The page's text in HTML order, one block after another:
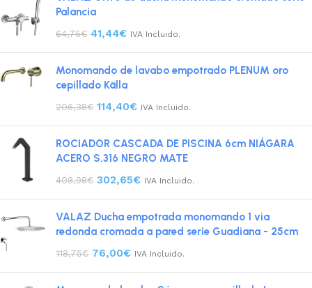
Palancia
64,75€ 41,44€ IVA Incluido.
Monomando de lavabo empotrado PLENUM oro
cepillado Källa
206,38€ 114,40€ IVA Incluido.
ROCIADOR CASCADA DE PISCINA 6cm NIÁGARA
ACERO S.316 NEGRO MATE
408,98€ 302,65€ IVA Incluido.
VALAZ Ducha empotrada monomando 1 via
redonda cromada a pared serie Guadiana - 25cm
118,75€ 76,00€ IVA Incluido.